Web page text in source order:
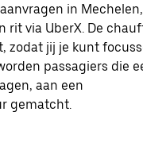
in
rit via UberX. De
zodat jij je kunt
passagiers die
aan een
gematcht.